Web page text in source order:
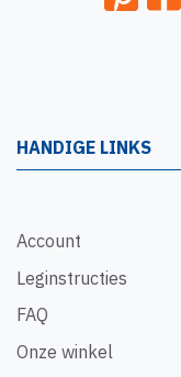
HANDIGE LINKS
Account
Leginstructies
FAQ
Onze winkel